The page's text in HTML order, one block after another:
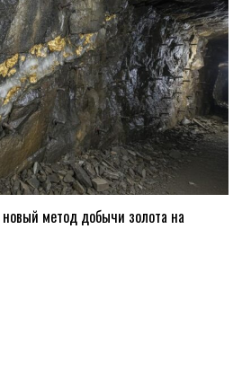
метод добычи золота на